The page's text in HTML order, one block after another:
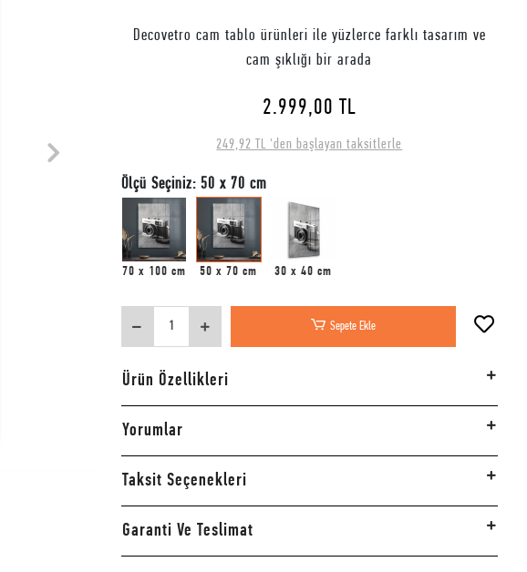
Decovetro cam tablo ürünleri ile yüzlerce farklı tasarım ve
cam şıklığı bir arada
2.999,00 TL
249,92 TL 'den başlayan taksitlerle
Ölçü Seçiniz: 50 x 70 cm
70 x 100 cm 50 x 70 cm 30 x 40 cm
Sepete Ekle
Ürün Özellikleri
Yorumlar
Taksit Seçenekleri
Garanti Ve Teslimat